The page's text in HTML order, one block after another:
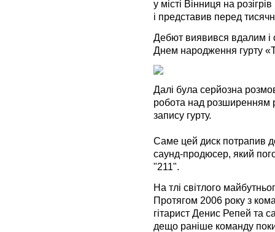
у місті Вінниця на
і представив перед
Дебют виявився вдалим і
Днем народження гурту
Далі була серйозна
робота над розширенням
запису гурту.
Саме цей диск потрапив
саунд-продюсер, який
"211".
На тлі світлого
Протягом 2006 року з
гітарист Денис Репей та
дещо раніше команду